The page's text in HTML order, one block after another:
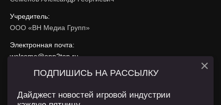
Учредитель:
ООО «ВН Медиа Групп»
Электронная почта:
welcome@app2top.ru
При использовании материалов активная ссылка на
ПОДПИШИСЬ НА РАССЫЛКУ
Дайджест новостей игровой индустрии
×